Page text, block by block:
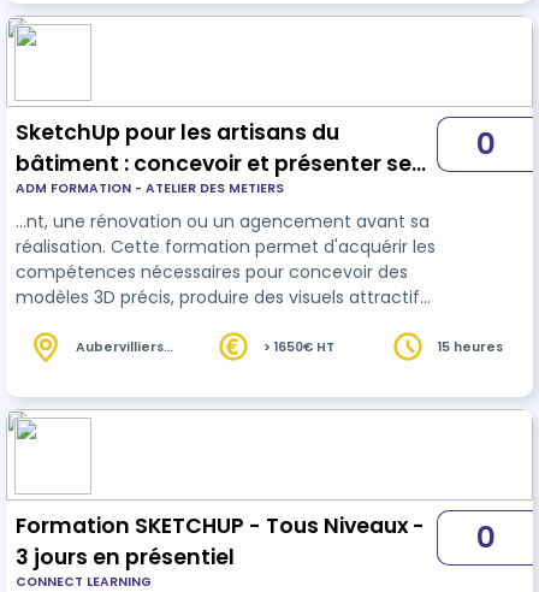
SketchUp pour les artisans du
bâtiment : concevoir et présenter ses
projets en 3D
ADM FORMATION - ATELIER DES METIERS
…nt, une rénovation ou un agencement avant sa
réalisation. Cette formation permet d'acquérir les
compétences nécessaires pour concevoir des
modèles 3D précis, produire des visuels attractifs
exploitables dans le
cadre d'un projet de
visioconférence en individuel
0
Aubervilliers
> 1650€ HT 15 heures
Formation SKETCHUP - Tous Niveaux -
3 jours en présentiel
CONNECT LEARNING
0